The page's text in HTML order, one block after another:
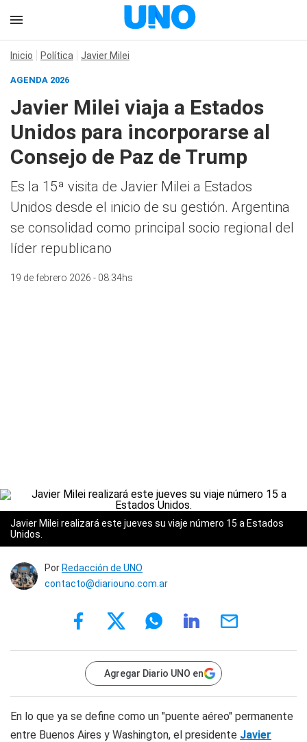
Inicio Política Javier Milei
AGENDA 2026
Javier Milei viaja a Estados
Unidos para incorporarse al
Consejo de Paz de Trump
Es la 15ª visita de Javier Milei a Estados
Unidos desde el inicio de su gestión. Argentina
se consolidad como principal socio regional del
líder republicano
19 de febrero 2026 - 08:34hs
Javier Milei realizará este jueves su viaje número 15 a Estados
Unidos.
Por Redacción de UNO
contacto@diariouno.com.ar
Agregar Diario UNO en
En lo que ya se define como un "puente aéreo" permanente
entre Buenos Aires y Washington, el presidente Javier